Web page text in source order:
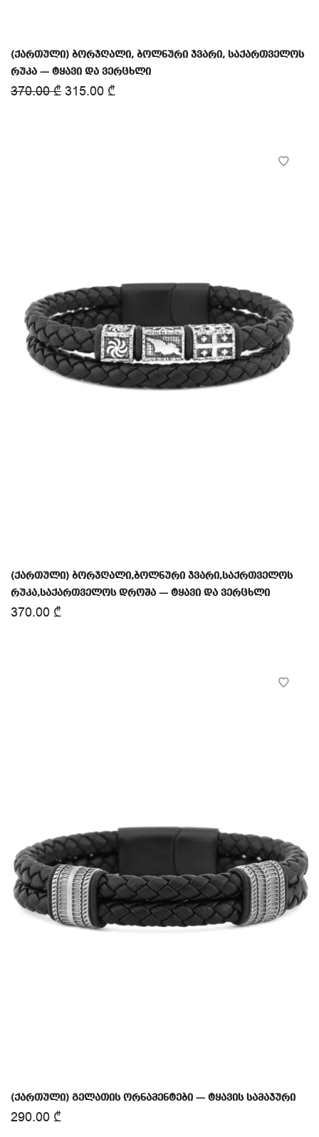
(ქართული) ბორჯღალი, ბოლნური ჯვარი, საქართველოს
რუკა — ტყავი და ვერცხლი
370.00₾ 315.00 ₾
(ქართული) ბორჯღალი,ბოლნური ჯვარი,საქრთველოს
რუკა,საქართველოს დროშა — ტყავი და ვერცხლი
370.00 ₾
(ქართული) გელათის ორნამენტები — ტყავის სამაჯური
290.00 ₾